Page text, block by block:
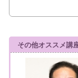
その他オススメ講